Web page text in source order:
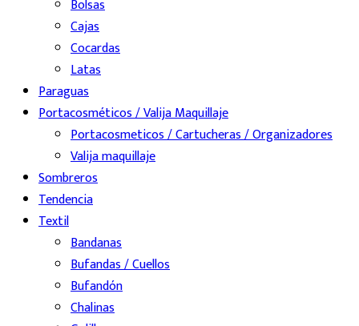
Bolsas
Cajas
Cocardas
Latas
Paraguas
Portacosméticos / Valija Maquillaje
Portacosmeticos / Cartucheras / Organizadores
Valija maquillaje
Sombreros
Tendencia
Textil
Bandanas
Bufandas / Cuellos
Bufandón
Chalinas